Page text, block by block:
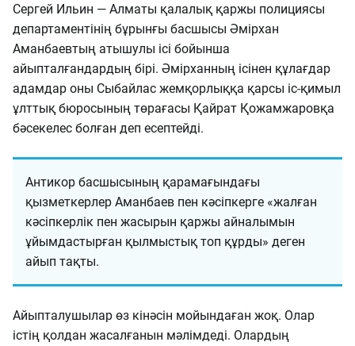
Сергей Ильин — Алматы қалалық қаржы полициясы
департаментінің бұрынғы басшысы Әмірхан
Аманбаевтың атышулы ісі бойынша
айыпталғандардың бірі. Әмірханның ісінен құлағдар
адамдар оны Сыбайлас жемқорлыққа қарсы іс-қимыл
ұлттық бюросының төрағасы Қайрат Қожамжаровқа
бәсекелес болған деп есептейді.
Антикор басшысының қарамағындағы
қызметкерлер Аманбаев пен кәсіпкерге «жалған
кәсіпкерлік пен жасырын қаржы айналымын
ұйымдастырған қылмыстық топ құрды» деген
айып тақты.
Айыпталушылар өз кінәсін мойындаған жоқ. Олар
істің қолдан жасалғанын мәлімдеді. Олардың